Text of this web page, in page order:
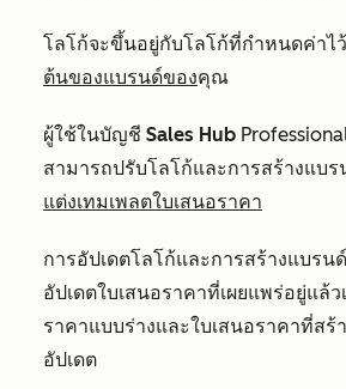
โลโก้จะขึ้นอยู่กับโลโก้ที่กำหนดค่าไ
ต้นของแบรนด์ของคุณ
ผู้ใช้ในบัญชี Sales Hub
สามารถปรับโลโก้และการสร้างแบร
แต่งเทมเพลตใบเสนอราคา
การอัปเดตโลโก้และการสร้างแบร
อัปเดตใบเสนอราคาที่เผยแพร่อยู่แล้ว
ราคาแบบร่างและใบเสนอราคาที่สร้
อัปเดต